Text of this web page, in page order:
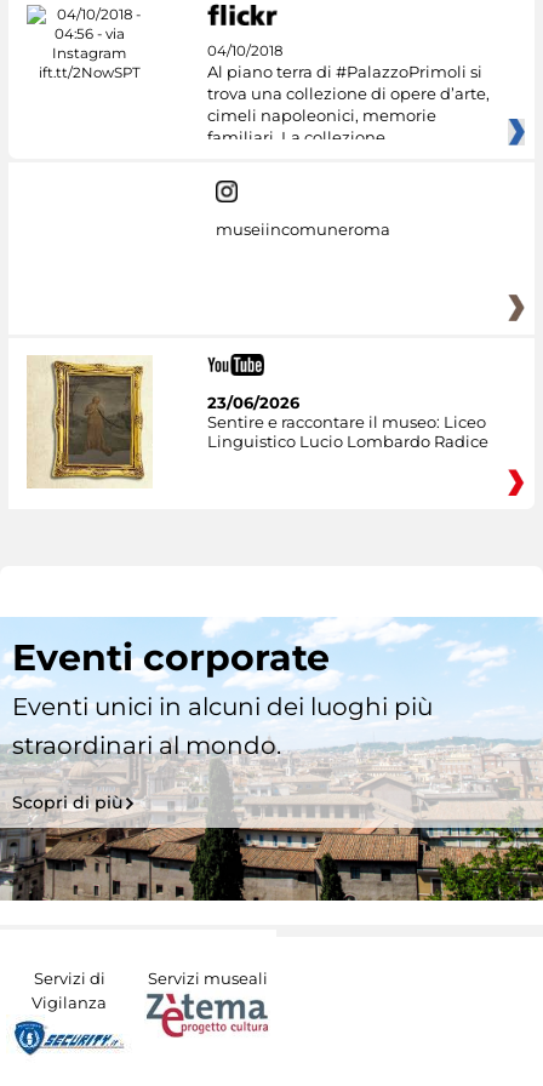
04/10/2018
Al piano terra di #PalazzoPrimoli si
trova una collezione di opere d’arte,
cimeli napoleonici, memorie
familiari. La collezione
museiincomuneroma
23/06/2026
Sentire e raccontare il museo: Liceo
Linguistico Lucio Lombardo Radice
Eventi corporate
Eventi unici in alcuni dei luoghi più
straordinari al mondo.
Scopri di più
Servizi di
Vigilanza
Servizi museali